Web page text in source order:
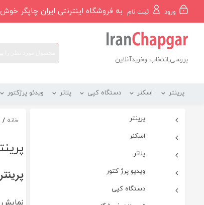
محتوا
ورود ثبت نام به فروشگاه اینترنتی ایران چاپگر
بررسی,انتخاب وخریدآنلاین
پرینتر اسکنر دستگاه کپی پلاتر ویدئو پرژکتور
خانه /
نمایش 1–16 از 42 نتیجه
پرینتر
اسکنر
پلاتر
ویدیو پرژ کتور
دستگاه کپی